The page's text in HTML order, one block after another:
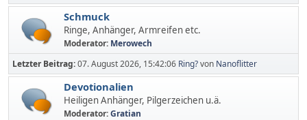
Schmuck
Ringe, Anhänger, Armreifen etc.
Moderator: Merowech
Letzter Beitrag:07. August 2026, 15:42:06 Ring?von Nanoflitter
Devotionalien
Heiligen Anhänger, Pilgerzeichen u.ä.
Moderator:Gratian